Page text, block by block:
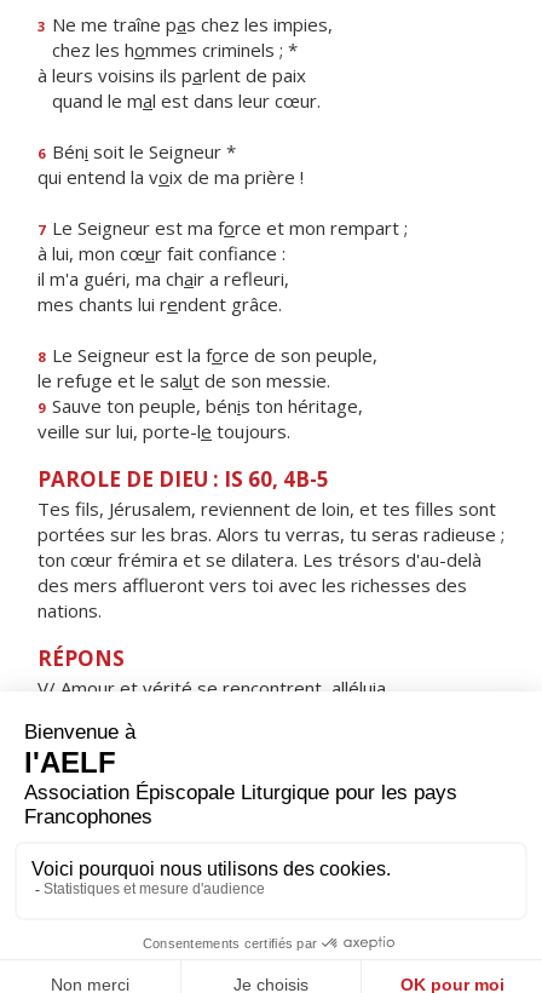
3 Ne me traîne pas chez les impies,
chez les hommes criminels ; *
à leurs voisins ils parlent de paix
quand le mal est dans leur cœur.
6 Béni soit le Seigneur *
qui entend la voix de ma prière !
7 Le Seigneur est ma force et mon rempart ;
à lui, mon cœur fait confiance :
il m'a guéri, ma chair a refleuri,
mes chants lui rendent grâce.
8 Le Seigneur est la force de son peuple,
le refuge et le salut de son messie.
9 Sauve ton peuple, bénis ton héritage,
veille sur lui, porte-le toujours.
PAROLE DE DIEU : IS 60, 4B-5
Tes fils, Jérusalem, reviennent de loin, et tes filles sont
portées sur les bras. Alors tu verras, tu seras radieuse ;
ton cœur frémira et se dilatera. Les trésors d'au-delà
des mers afflueront vers toi avec les richesses des
nations.
RÉPONS
V/ Amour et vérité se rencontrent, alléluia,
ORAISON
Seigneur, tu as voulu que ton Fils naisse de la Vierge
bénie, afin que son humanité ne soit pas soumise à la
à l’engrenage du péché puisque le Christ nous donne
part à la nouvelle création. Lui qui règne.